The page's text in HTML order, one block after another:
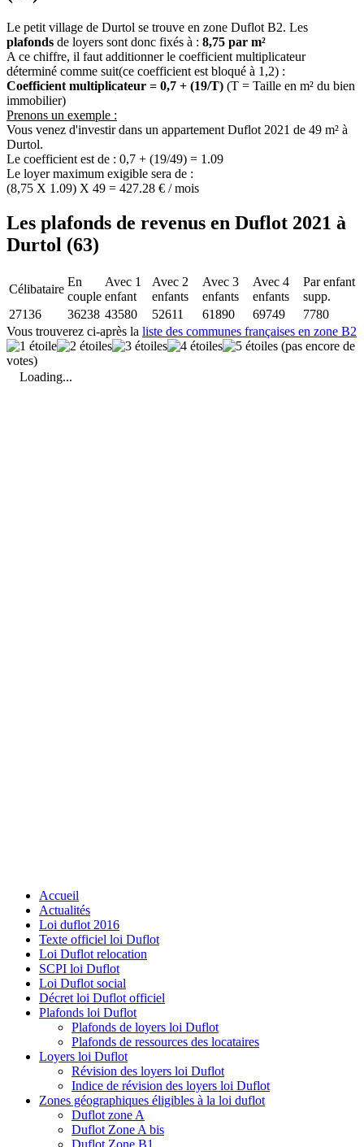
Le petit village de Durtol se trouve en zone Duflot B2. Les
plafonds de loyers sont donc fixés à : 8,75 par m²
A ce chiffre, il faut additionner le coefficient multiplicateur
déterminé comme suit(ce coefficient est bloqué à 1,2) :
Coefficient multiplicateur = 0,7 + (19/T) (T = Taille en m² du bien
immobilier)
Prenons un exemple :
Vous venez d'investir dans un appartement Duflot 2021 de 49 m² à
Durtol.
Le coefficient est de : 0,7 + (19/49) = 1.09
Le loyer maximum exigible sera de :
(8,75 X 1.09) X 49 = 427.28 € / mois
Les plafonds de revenus en Duflot 2021 à
Durtol (63)
Célibataire
En
couple
Avec 1
enfant
Avec 2
enfants
Avec 3
enfants
Avec 4
enfants
Par enfant
supp.
27136
36238 43580 52611 61890 69749
7780
Vous trouverez ci-après la liste des communes françaises en zone B2
(pas encore de
votes)
Loading...
Accueil
Actualités
Loi duflot 2016
Texte officiel loi Duflot
Loi Duflot relocation
SCPI loi Duflot
Loi Duflot social
Décret loi Duflot officiel
Plafonds loi Duflot
Plafonds de loyers loi Duflot
Plafonds de ressources des locataires
Loyers loi Duflot
Révision des loyers loi Duflot
Indice de révision des loyers loi Duflot
Zones géographiques éligibles à la loi duflot
Duflot zone A
Duflot Zone A bis
Duflot Zone B1